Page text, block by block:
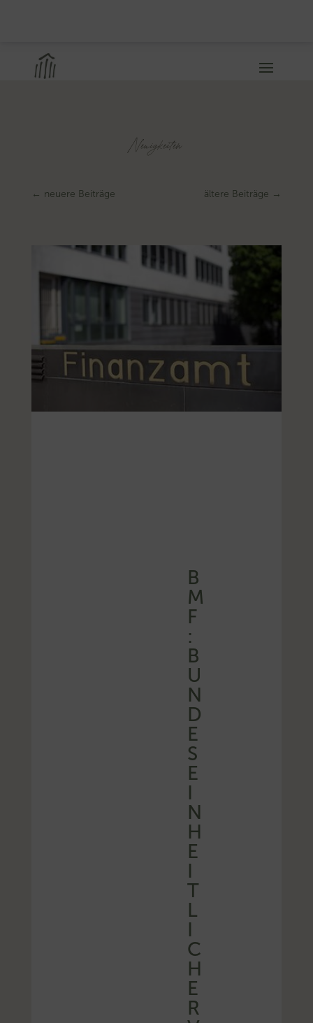
Neuigkeiten
← neuere Beiträge ältere Beiträge →
B
M
F
:
B
U
N
D
E
S
E
I
N
H
E
I
T
L
I
C
H
E
R